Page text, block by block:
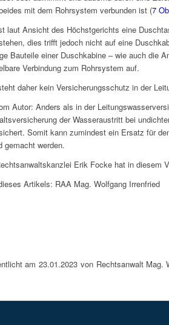
mit dem Rohrsystem verbunden ist (7
laut Ansicht des Höchstgerichts eine
dies trifft jedoch nicht auf eine
Bauteile einer Duschkabine – wie auch die
Verbindung zum Rohrsystem auf.
daher kein Versicherungsschutz in der
Autor: Anders als in der
der Wasseraustritt bei
Somit kann zumindest ein Ersatz für
gemacht werden.
Erik Focke hat in diesem
Artikels: RAA Mag. Wolfgang Irrenfried
am 23.01.2023 von Rechtsanwalt Mag.